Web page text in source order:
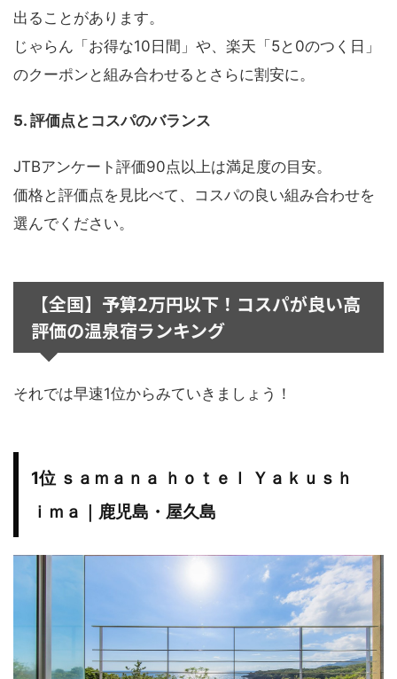
出ることがあります。
じゃらん「お得な10日間」や、楽天「5と0のつく日」
のクーポンと組み合わせるとさらに割安に。
5. 評価点とコスパのバランス
JTBアンケート評価90点以上は満足度の目安。
価格と評価点を見比べて、コスパの良い組み合わせを
選んでください。
【全国】予算2万円以下！コスパが良い高
評価の温泉宿ランキング
それでは早速1位からみていきましょう！
1位 ｓａｍａｎａ ｈｏｔｅｌ Ｙａｋｕｓｈ
ｉｍａ｜鹿児島・屋久島